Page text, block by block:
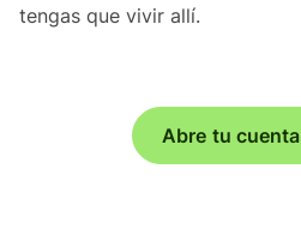
tengas que vivir allí.
Abre tu